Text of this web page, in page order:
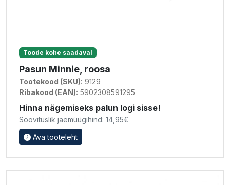
Toode kohe saadaval
Pasun Minnie, roosa
Tootekood (SKU): 9129
Ribakood (EAN): 5902308591295
Hinna nägemiseks palun logi sisse!
Soovituslik jaemüügihind: 14,95€
Ava tooteleht